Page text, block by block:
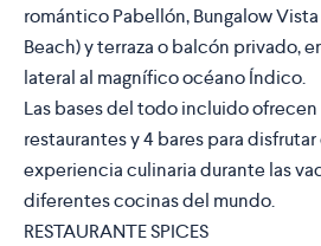
romántico Pabellón, Bungalow
Beach) y terraza o balcón privado,
lateral al magnífico océano Índico.
Las bases del todo incluido
restaurantes y 4 bares para disfrutar
experiencia culinaria durante las
diferentes cocinas del mundo.
RESTAURANTE SPICES